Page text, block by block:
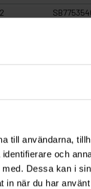
till användarna,
och
Dessa kan i
in när du har
2
2 7754025
2 7754030
SB7754040
2 7754050
2